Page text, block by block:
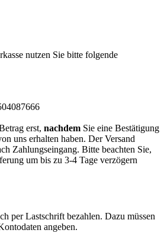
nutzen Sie bitte folgende
erst, nachdem Sie eine Bestätigung
uns erhalten haben. Der Versand
Zahlungseingang. Bitte beachten Sie,
um bis zu 3-4 Tage verzögern
per Lastschrift bezahlen. Dazu müssen
angeben.